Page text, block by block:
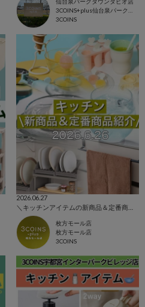
仙台泉パークタウンタピオ店
3COINS+plus仙台泉パークタウンタピオ店
3COINS
2026.06.27
＼キッチンアイテムの新商品＆定番商品をご紹介！／
枚方モール店
枚方モール店
3COINS